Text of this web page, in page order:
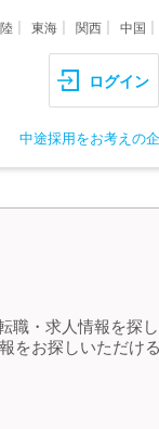
東海 関西 中国
ログイン
中途採用をお考えの
職・求人情報を探
をお探しいただけ